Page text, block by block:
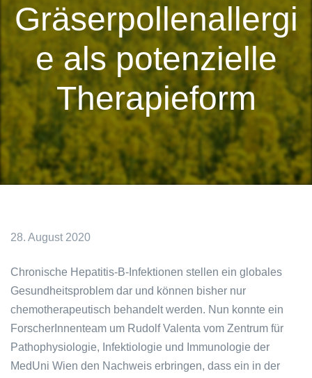
Gräserpollenallergi
e als potenzielle
Therapieform
28. August 2020
Chronische Hepatitis-B-Infektionen stellen ein globales
Gesundheitsproblem dar und können bisher nur
chemotherapeutisch behandelt werden. Nun konnte ein
ForscherInnenteam um Rudolf Valenta vom Zentrum für
Pathophysiologie, Infektiologie und Immunologie der
MedUni Wien den Nachweis erbringen, dass ein in der